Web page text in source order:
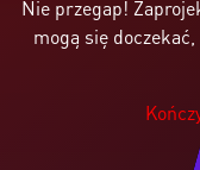
Nie przegap!
mogą się